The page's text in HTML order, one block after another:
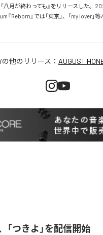
八月が終わっても』をリリースした。
『Reborn』では「東京」、「my lover」
の他のリリース： AUGUST
「つきよ」を配信開始